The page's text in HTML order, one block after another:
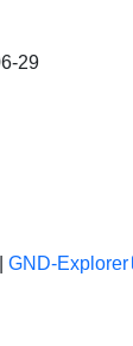
29
GND-Explorer